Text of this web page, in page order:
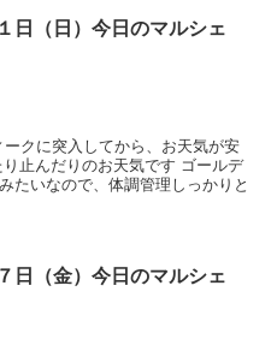
日（日）今日のマルシェ
クに突入してから、お天気が安
止んだりのお天気です ゴールデ
たいなので、体調管理しっかりと
日（金）今日のマルシェ